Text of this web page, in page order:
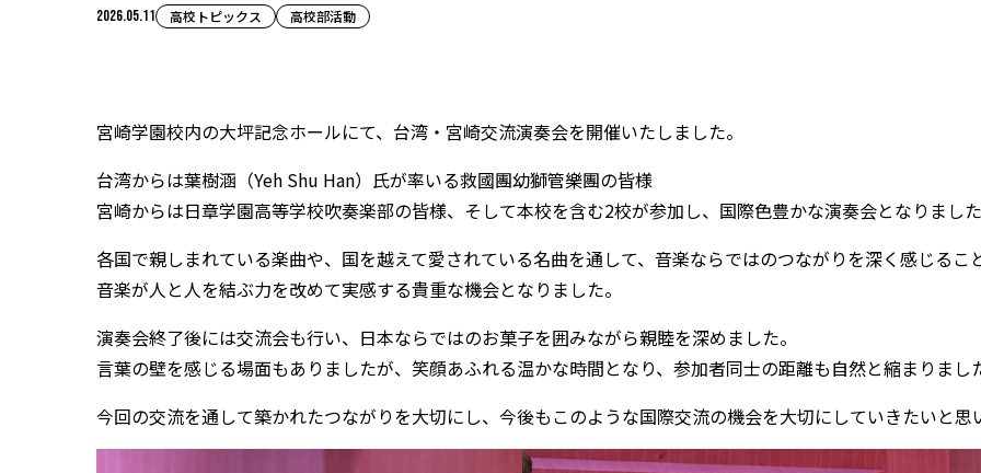
2026.05.11 高校トピックス 高校部活動
宮崎学園校内の大坪記念ホールにて、台湾・宮崎交流演奏会を開催いたしました。
台湾からは葉樹涵（Yeh Shu Han）氏が率いる救國團幼獅管樂團の皆様
宮崎からは日章学園高等学校吹奏楽部の皆様、そして本校を含む2校が参加し、国際色豊かな演奏会となりまし
各国で親しまれている楽曲や、国を越えて愛されている名曲を通して、音楽ならではのつながりを深く感じる
音楽が人と人を結ぶ力を改めて実感する貴重な機会となりました。
演奏会終了後には交流会も行い、日本ならではのお菓子を囲みながら親睦を深めました。
言葉の壁を感じる場面もありましたが、笑顔あふれる温かな時間となり、参加者同士の距離も自然と縮まりまし
今回の交流を通して築かれたつながりを大切にし、今後もこのような国際交流の機会を大切にしていきたいと思